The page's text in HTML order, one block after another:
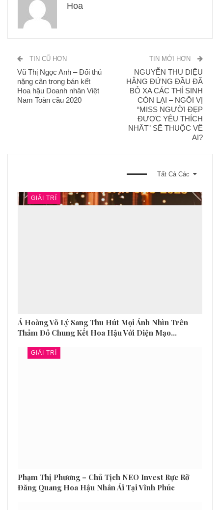
Hoa
TIN CŨ HƠN
Vũ Thị Ngọc Anh – Đối thủ
nặng cân trong bán kết
Hoa hậu Doanh nhân Việt
Nam Toàn cầu 2020
TIN MỚI HƠN
NGUYỄN THU DIỆU
HẰNG ĐỨNG ĐẦU ĐÃ
BỎ XA CÁC THÍ SINH
CÒN LẠI – NGÔI VỊ
“MISS NGƯỜI ĐẸP
ĐƯỢC YÊU THÍCH
NHẤT” SẼ THUỘC VỀ
AI?
Tất Cả Các
GIẢI TRÍ
Á Hoàng Võ Lý Sang Thu Hút Mọi Ánh Nhìn Trên
Thảm Đỏ Chung Kết Hoa Hậu Với Diện Mạo…
GIẢI TRÍ
Phạm Thị Phương – Chủ Tịch NEO Invest Rực Rỡ
Đăng Quang Hoa Hậu Nhân Ái Tại Vĩnh Phúc